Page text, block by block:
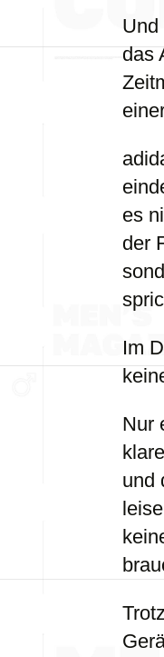
Und
das
es
der
Im
Nur
und